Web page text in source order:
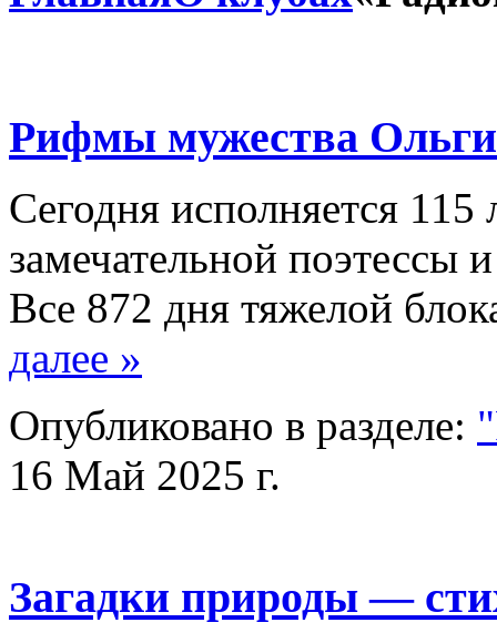
Рифмы мужества Ольги
Сегодня исполняется
замечательной поэтессы
Все 872 дня тяжелой
далее »
Опубликовано в разделе:
16 Май 2025 г.
Загадки природы —